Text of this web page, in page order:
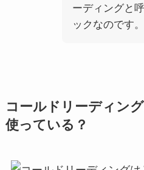
ーディングと
ックなのです。
コールドリーディン
使っている？